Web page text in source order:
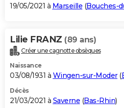
19/05/2021 à Marseille (Bouches-
Lilie FRANZ (89 ans)
Créer une cagnotte obsèques
Naissance
03/08/1931 à Wingen-sur-Moder(
Décès
21/03/2021 à Saverne (Bas-Rhin)